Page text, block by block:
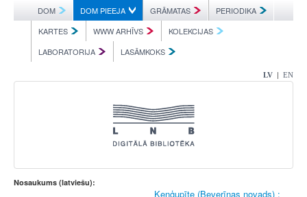
DOM DOM PIEEJA GRĀMATAS
PERIODIKA
KARTES
WWW ARHĪVS
KOLEKCIJAS
LABORATORIJA
LASĀMKOKS
LV | EN
Nosaukums (latviešu):
Ķeņģupīte (Beverīnas novads) :